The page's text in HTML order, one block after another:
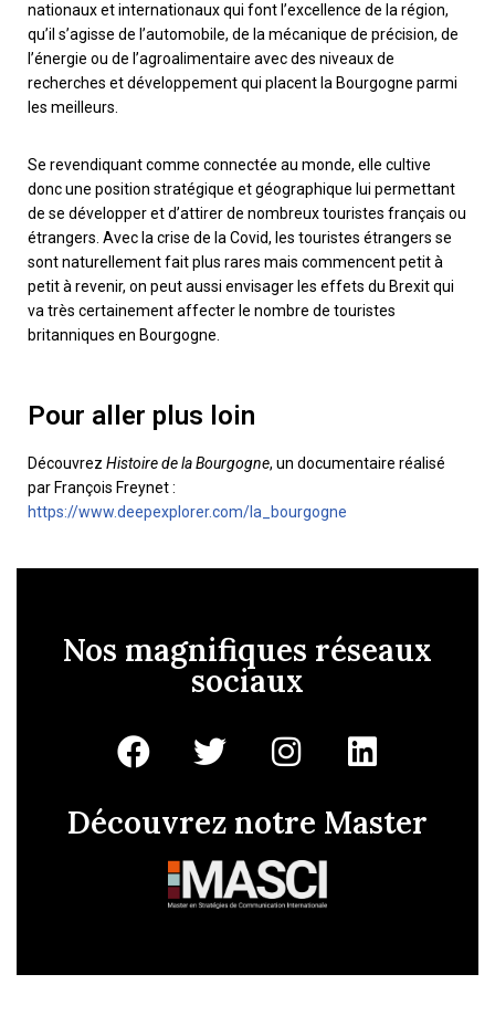
nationaux et internationaux qui font l’excellence de la région,
qu’il s’agisse de l’automobile, de la mécanique de précision, de
l’énergie ou de l’agroalimentaire avec des niveaux de
recherches et développement qui placent la Bourgogne parmi
les meilleurs.
Se revendiquant comme connectée au monde, elle cultive
donc une position stratégique et géographique lui permettant
de se développer et d’attirer de nombreux touristes français ou
étrangers. Avec la crise de la Covid, les touristes étrangers se
sont naturellement fait plus rares mais commencent petit à
petit à revenir, on peut aussi envisager les effets du Brexit qui
va très certainement affecter le nombre de touristes
britanniques en Bourgogne.
Pour aller plus loin
Découvrez Histoire de la Bourgogne, un documentaire réalisé
par François Freynet :
https://www.deepexplorer.com/la_bourgogne
Nos magnifiques réseaux
sociaux
Découvrez notre Master